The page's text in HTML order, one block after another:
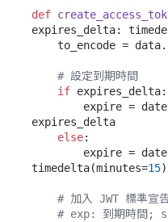
def
expires_delta:
# 設定到期時間
if expires_delta:
expires_delta
else:
timedelta(minutes=15)
# 加入 JWT 標準
# exp: 到期時間;